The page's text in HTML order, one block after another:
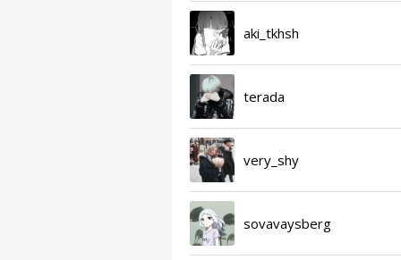
aki_tkhsh
terada
very_shy
sovavaysberg